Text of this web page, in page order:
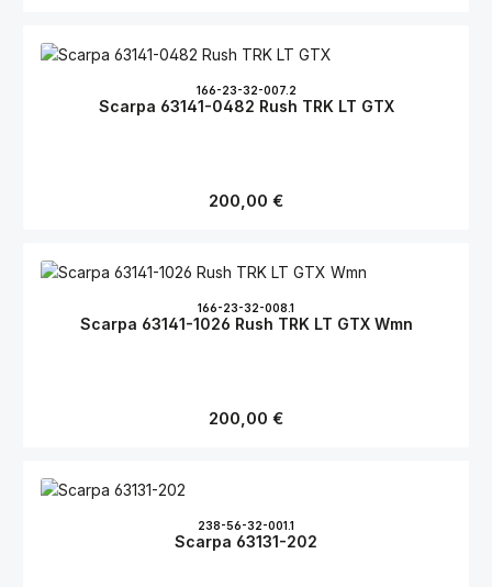
166-23-32-007.2
Scarpa 63141-0482 Rush TRK LT GTX
Regulärer Preis:
200,00 €
166-23-32-008.1
Scarpa 63141-1026 Rush TRK LT GTX Wmn
Regulärer Preis:
200,00 €
238-56-32-001.1
Scarpa 63131-202